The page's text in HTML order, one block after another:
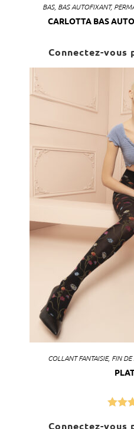
BAS, BAS AUTOFIXANT,
CARLOTTA BAS
Connectez-
COLLANT FANTAISIE, FIN DE
Connectez-